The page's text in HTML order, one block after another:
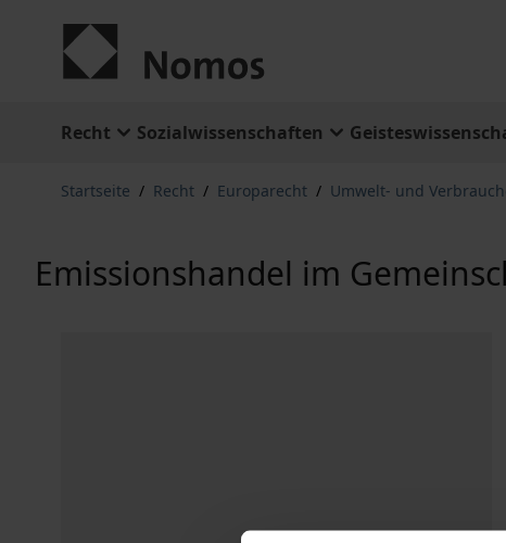
Recht Sozialwissenschaften
Startseite / Recht / Europarecht / Umwelt- und
Emissionshandel im